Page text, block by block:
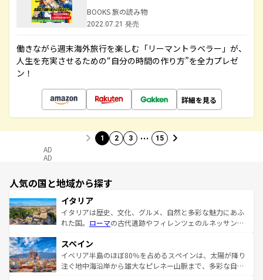
BOOKS 旅の読み物
2022.07.21 発売
働きながら週末海外旅行を楽しむ「リーマントラベラー」が、
人生を充実させるための“自分の時間の作り方”を全力プレゼ
ン！
詳細を見る
1 2 3 … 15
AD
AD
人気の国と地域から探す
イタリア
イタリアは歴史、文化、グルメ、自然と多彩な魅力にあふ
れた国。 ローマの古代遺跡やフィレンツェのルネッサンス
ろん、トスカーナの美しい田園風景やアマルフィ海岸の絶
景など、自然景観も見逃せない。観光の合間には、本場の
ピザやパスタなど、絶品のイタリア料理を堪能することも
スペイン
イベリア半島のほぼ80％を占めるスペインは、太陽が降り
注ぐ地中海沿岸から雄大なピレネー山脈まで、多彩な自然